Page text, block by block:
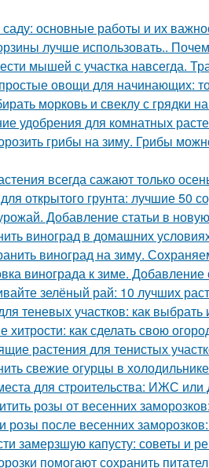
основные работы и их
лучше использовать..
мышей с участка навсегда.
овощи для начинающих:
морковь и свеклу с грядки
удобрения для комнатных
грибы на зиму. Грибы
всегда сажают только
открытого грунта: лучшие 50
Добавление статьи в
виноград в домашних
виноград на зиму.
винограда к зиме.
зелёный рай: 10 лучших
теневых участков: как выбрать
хитрости: как сделать свою
растения для тенистых
свежие огурцы в
для строительства: ИЖС
розы от весенних
после весенних
замерзшую капусту: советы и
помогают сохранить